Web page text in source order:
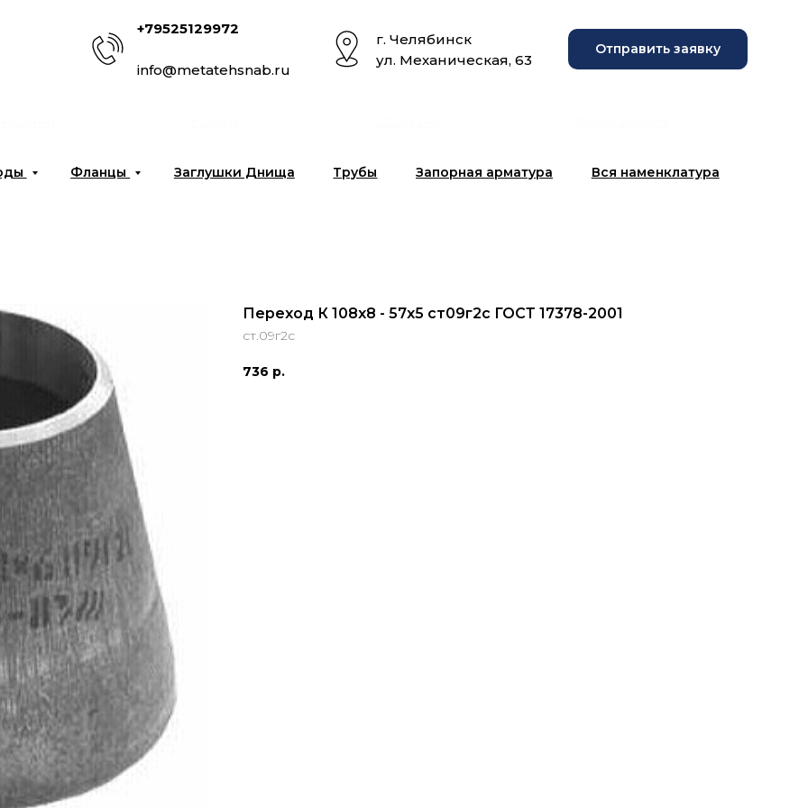
+79525129972
info@metatehsnab.ru
г. Челябинск
ул. Механическая, 63
Отправить заявку
Фланцы Заглушки Днища Трубы Запорная арматура Вся наменклатура
Переход К 108х8 - 57х5 ст09г2с ГОСТ 17378-2001
ст.09г2с
736 р.